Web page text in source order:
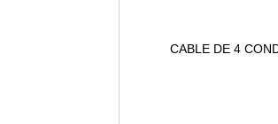
CABLE DE 4